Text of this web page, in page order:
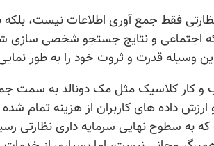
فقط جمع آوری اطلاعات نیست، بلکه
اجتماعی و نتایج جستجو شخصی سازی
وسیله قدرت و ثروت خود را به طور
کلاسیک مثل مک دونالد به سمت جمع
داده های کاربران از هزینه تمام
به سطوح نهایی سرمایه داری نظارتی